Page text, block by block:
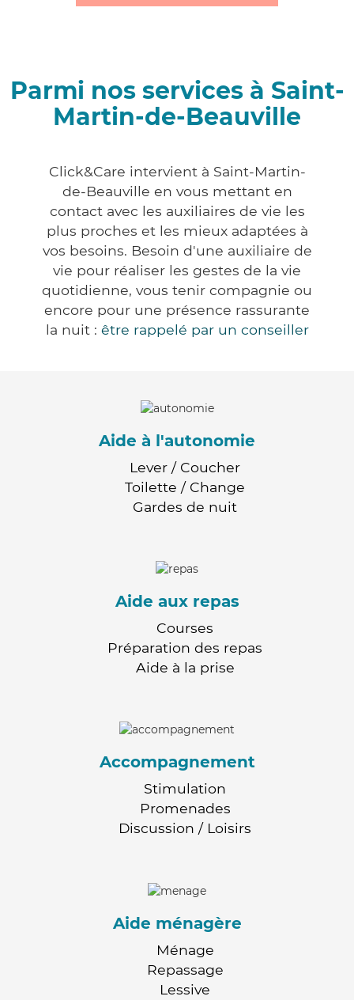
Parmi nos services à Saint-
Martin-de-Beauville
Click&Care intervient à Saint-Martin-
de-Beauville en vous mettant en
contact avec les auxiliaires de vie les
plus proches et les mieux adaptées à
vos besoins. Besoin d'une auxiliaire de
vie pour réaliser les gestes de la vie
quotidienne, vous tenir compagnie ou
encore pour une présence rassurante
la nuit : être rappelé par un conseiller
Aide à l'autonomie
Lever / Coucher
Toilette / Change
Gardes de nuit
Aide aux repas
Courses
Préparation des repas
Aide à la prise
Accompagnement
Stimulation
Promenades
Discussion / Loisirs
Aide ménagère
Ménage
Repassage
Lessive